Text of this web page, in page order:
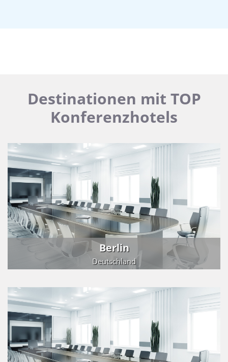
Destinationen mit TOP
Konferenzhotels
Berlin
Deutschland